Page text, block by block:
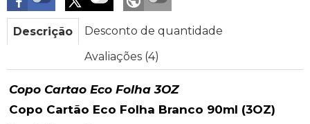
Descrição
Desconto de quantidade
Avaliações (4)
Copo Cartao Eco Folha 3OZ
Copo Cartão Eco Folha Branco 90ml (3OZ)